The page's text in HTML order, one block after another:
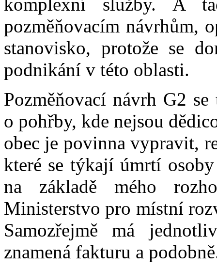
pozměňovacím návrhům,
stanovisko, protože se
podnikání v této oblasti.
Pozměňovací návrh G2
o pohřby, kde nejsou
obec je povinna vypravit,
které se týkají úmrtí
na základě mého
Ministerstvo pro místní
Samozřejmě má
znamená fakturu a